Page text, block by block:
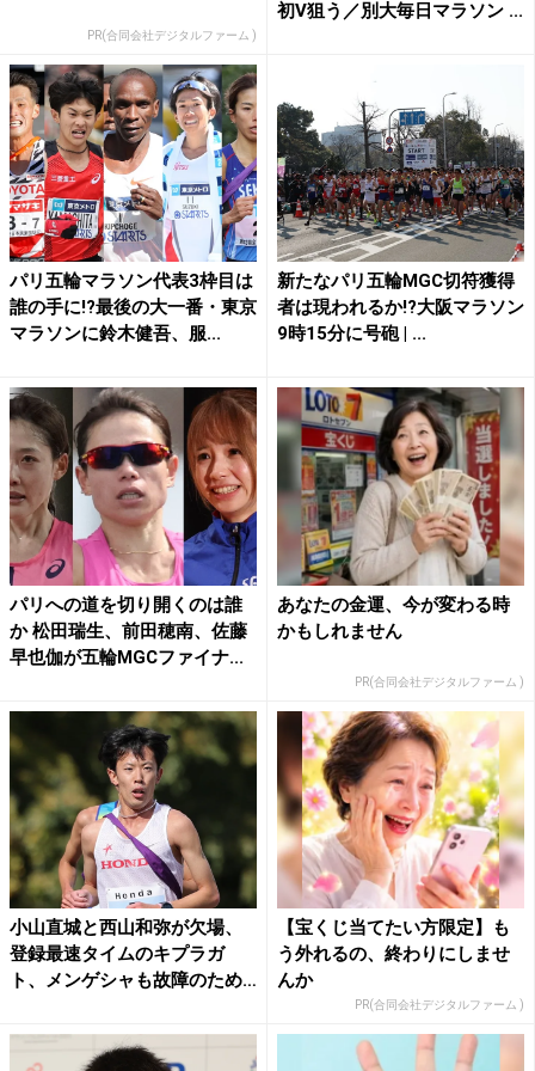
PR(合同会社デジタルファーム )
初V狙う／別大毎日マラソン ...
パリ五輪マラソン代表3枠目は
誰の手に!?最後の大一番・東京
マラソンに鈴木健吾、服...
新たなパリ五輪MGC切符獲得
者は現われるか!?大阪マラソン
9時15分に号砲 | ...
パリへの道を切り開くのは誰
か 松田瑞生、前田穂南、佐藤
早也伽が五輪MGCファイナ...
あなたの金運、今が変わる時
かもしれません
PR(合同会社デジタルファーム )
小山直城と西山和弥が欠場、
登録最速タイムのキプラガ
ト、メンゲシャも故障のため
【宝くじ当てたい方限定】も
う外れるの、終わりにしませ
んか
PR(合同会社デジタルファーム )